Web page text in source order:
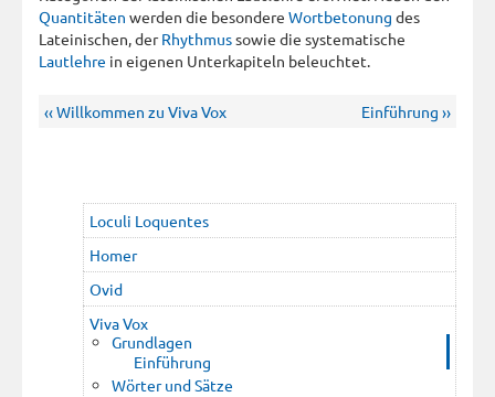
Quantitäten werden die besondere Wortbetonung des
Lateinischen, derRhythmussowie die systematische
Lautlehre in eigenen Unterkapiteln beleuchtet.
‹‹ Willkommen zu Viva Vox Einführung ››
Loculi Loquentes
Homer
Ovid
Viva Vox
Grundlagen
Einführung
Wörter und Sätze